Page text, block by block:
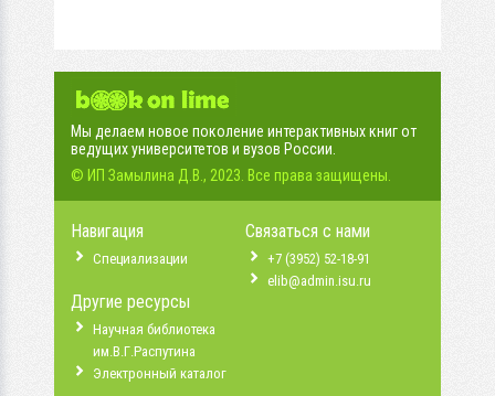
Мы делаем новое поколение интерактивных книг от
ведущих университетов и вузов России.
© ИП Замылина Д.В., 2023. Все права защищены.
Навигация
Специализации
Другие ресурсы
Научная библиотека
им.В.Г.Распутина
Электронный каталог
Связаться с нами
+7 (3952) 52-18-91
elib@admin.isu.ru